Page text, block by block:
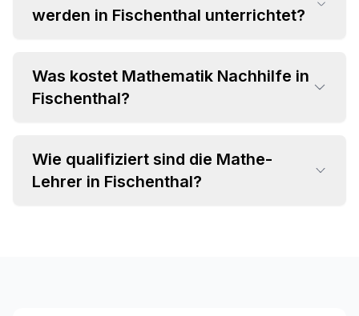
werden in Fischenthal unterrichtet?
• Grundrechenarten und Bruchrechnung
•
Analysis und Differentialrechnung
Was kostet Mathematik Nachhilfe in
Fischenthal?
• Einzelstunden ab CHF 35 pro Stunde
• Attraktive Paketpreise verfügbar
Wie qualifiziert sind die Mathe-
Lehrer in Fischenthal?